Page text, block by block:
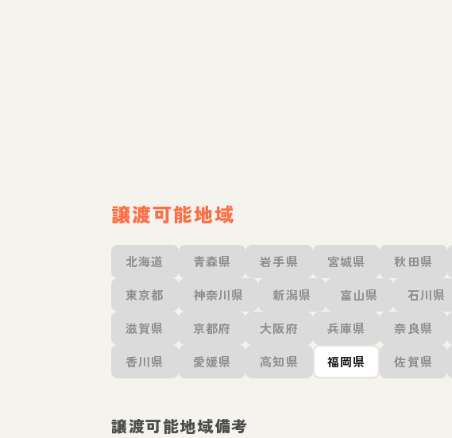
譲渡可能地域
北海道 青森県 岩手県 宮城県 秋田県
東京都
神奈川県 新潟県 富山県 石川県
滋賀県
京都府 大阪府 兵庫県 奈良県
香川県
愛媛県 高知県 福岡県 佐賀県
譲渡可能地域備考